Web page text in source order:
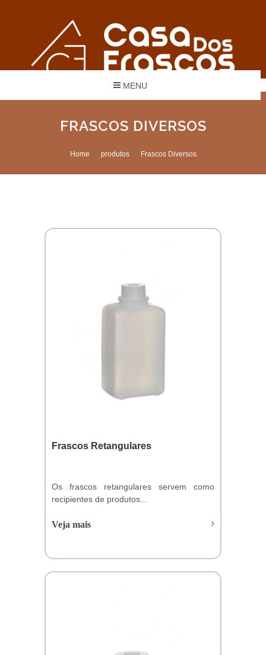
MENU
FRASCOS DIVERSOS
Home produtos Frascos Diversos
Frascos Retangulares
Os frascos retangulares servem como
recipientes de produtos...
Veja mais